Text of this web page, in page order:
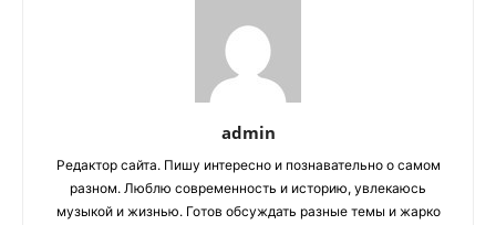
admin
Редактор сайта. Пишу интересно и познавательно о самом
разном. Люблю современность и историю, увлекаюсь
музыкой и жизнью. Готов обсуждать разные темы и жарко